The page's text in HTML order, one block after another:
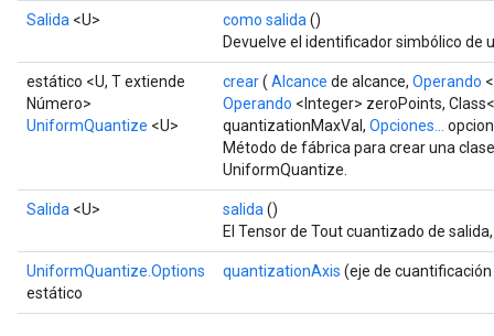
Salida <U> como salida ()
Devuelve el identificador simbólico de
estático <U, T extiende
Número>
UniformQuantize <U>
crear( Alcance de alcance, Operando
Operando <Integer> zeroPoints,
quantizationMaxVal, Opciones...
Método de fábrica para crear una
UniformQuantize.
Salida <U> salida ()
El Tensor de Tout cuantizado de
UniformQuantize.Options
estático
quantizationAxis (eje de